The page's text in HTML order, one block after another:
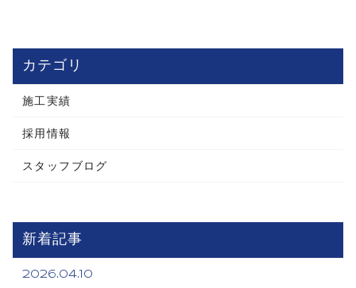
カテゴリ
施工実績
採用情報
スタッフブログ
新着記事
2026.04.10